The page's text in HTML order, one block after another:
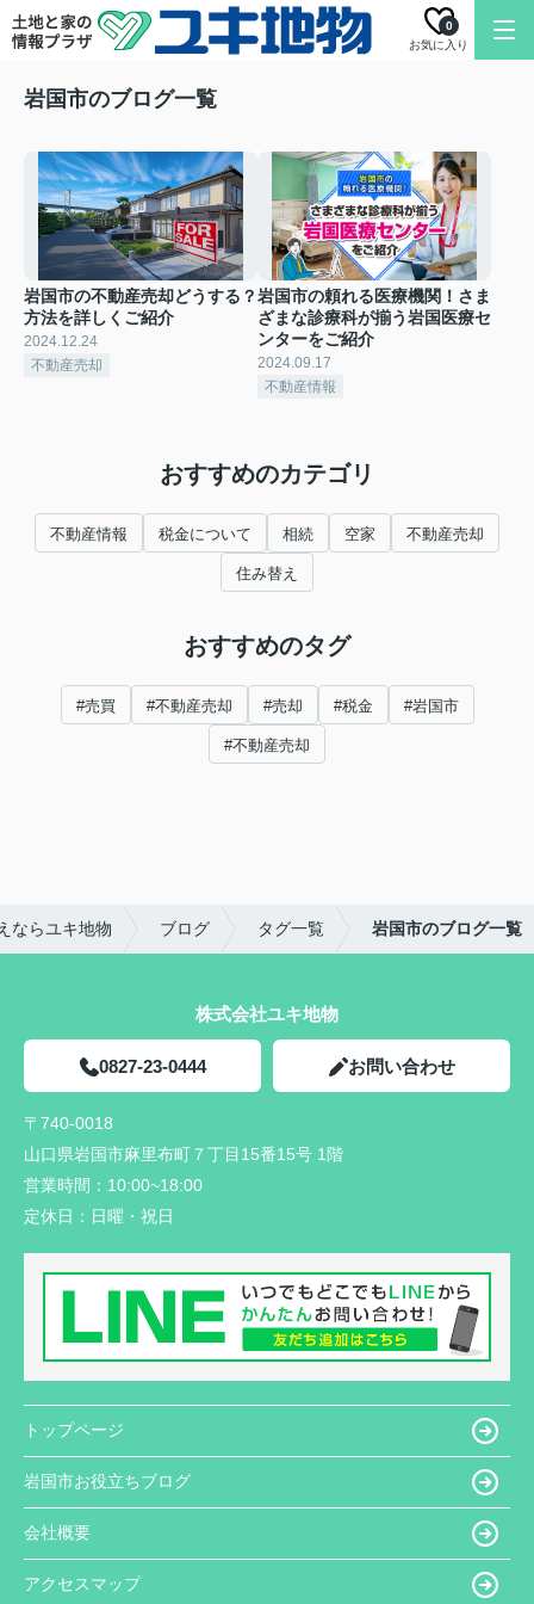
お気に入り
0
岩国市のブログ一覧
岩国市の不動産売却どうする？
方法を詳しくご紹介
2024.12.24
不動産売却
岩国市の頼れる医療機関！さま
ざまな診療科が揃う岩国医療セ
ンターをご紹介
2024.09.17
不動産情報
おすすめのカテゴリ
不動産情報 税金について 相続 空家 不動産売却
住み替え
おすすめのタグ
#売買 #不動産売却 #売却 #税金 #岩国市
#不動産売却
ならユキ地物 ブログ タグ一覧 岩国市のブログ一覧
株式会社ユキ地物
0827-23-0444 お問い合わせ
〒740-0018
山口県岩国市麻里布町７丁目15番15号 1階
営業時間： 10:00~18:00
定休日： 日曜・祝日
トップページ
岩国市お役立ちブログ
会社概要
アクセスマップ